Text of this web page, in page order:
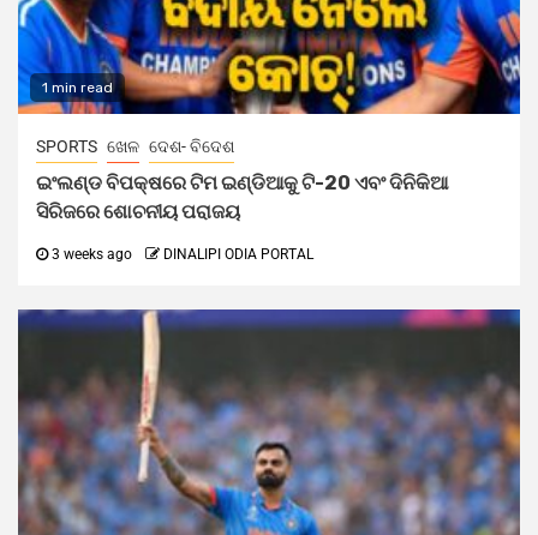
1 min read
SPORTS ଖେଳ ଦେଶ- ବିଦେଶ
ଇଂଲଣ୍ଡ ବିପକ୍ଷରେ ଟିମ ଇଣ୍ଡିଆକୁ ଟି-20 ଏବଂ ଦିନିକିଆ
ସିରିଜରେ ଶୋଚନୀୟ ପରାଜୟ
3 weeks ago DINALIPI ODIA PORTAL